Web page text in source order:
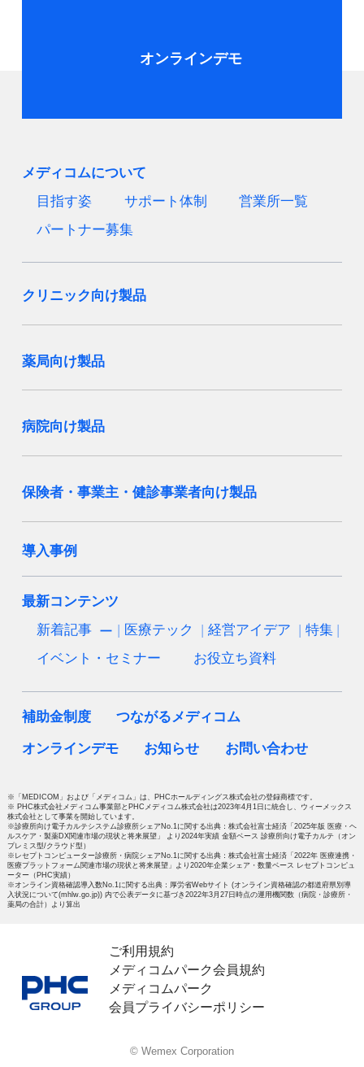
オンラインデモ
メディコムについて
目指す姿
サポート体制
営業所一覧
パートナー募集
クリニック向け製品
薬局向け製品
病院向け製品
保険者・事業主・健診事業者向け製品
導入事例
最新コンテンツ
新着記事
医療テック 経営アイデア
特集
イベント・セミナー
お役立ち資料
補助金制度 つながるメディコム
オンラインデモ お知らせ お問い合わせ
※「MEDICOM」および「メディコム」は、PHCホールディングス株式会社の登録商標です。
※ PHC株式会社メディコム事業部とPHCメディコム株式会社は2023年4月1日に統合し、ウィーメックス
株式会社として事業を開始しています。
※診療所向け電子カルテシステム診療所シェアNo.1に関する出典：株式会社富士経済「2025年版 医療・ヘ
ルスケア・製薬DX関連市場の現状と将来展望」 より2024年実績 金額ベース 診療所向け電子カルテ（オン
プレミス型/クラウド型）
※レセプトコンピューター診療所・病院シェアNo.1に関する出典：株式会社富士経済「2022年 医療連携・
医療プラットフォーム関連市場の現状と将来展望」より2020年企業シェア・数量ベース レセプトコンピュ
ーター（PHC実績）
※オンライン資格確認導入数No.1に関する出典：厚労省Webサイト (オンライン資格確認の都道府県別導
入状況について(mhlw.go.jp)) 内で公表データに基づき2022年3月27日時点の運用機関数（病院・診療所・
薬局の合計）より算出
ご利用規約
メディコムパーク会員規約
メディコムパーク
会員プライバシーポリシー
© Wemex Corporation